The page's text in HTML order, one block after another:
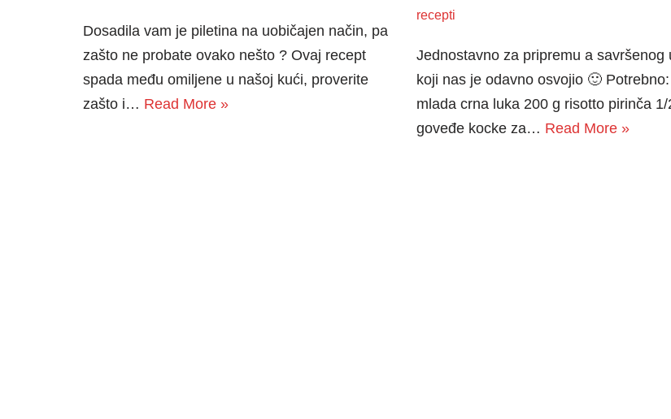
Dosadila vam je piletina na uobičajen način, pa
zašto ne probate ovako nešto ? Ovaj recept
spada među omiljene u našoj kući, proverite
zašto i… Read More »
recepti
Jednostavno za pripremu a savršenog
koji nas je odavno osvojio 🙂
mlada crna luka 200 g risotto pirinča 1/
goveđe kocke za… Read More »